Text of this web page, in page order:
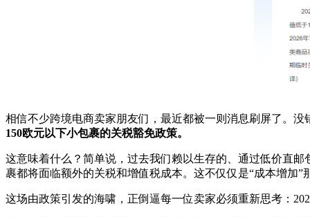
相信不少跨境电商卖家朋友们，最近都被一则消息刷屏了。没
150欧元以下小包裹的关税豁免政策。
这意味着什么？简单说，过去我们赖以生存的、通过低价直
裹都将面临额外的关税和增值税成本。这不仅仅是“成本增加
这场由政策引发的海啸，正倒逼每一位卖家必须重新思考：